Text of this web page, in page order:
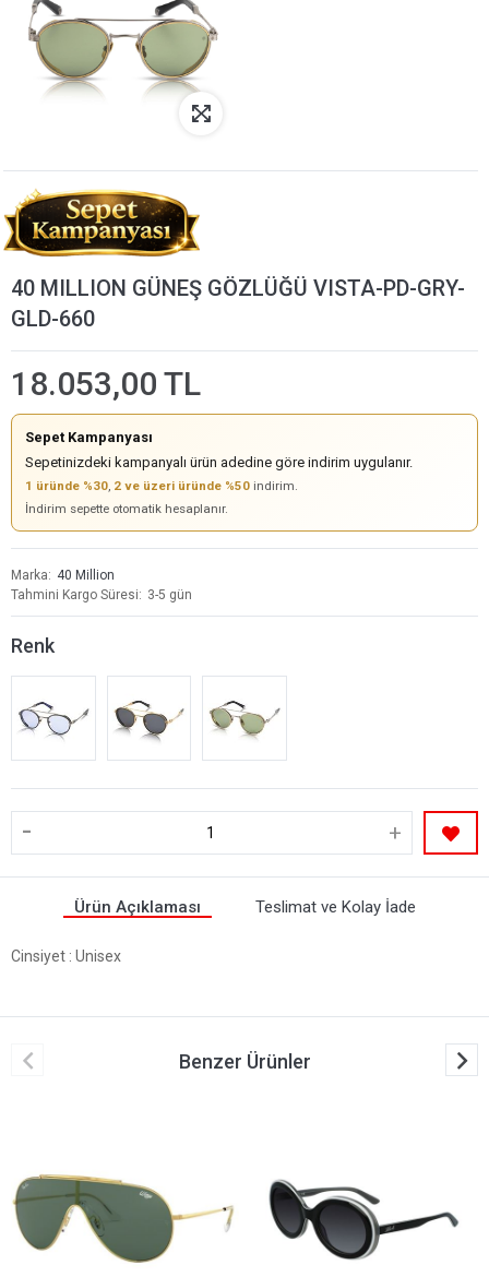
40 MILLION GÜNEŞ GÖZLÜĞÜ VISTA-PD-GRY-
GLD-660
18.053,00 TL
Sepet Kampanyası
Sepetinizdeki kampanyalı ürün adedine göre indirim uygulanır.
1 üründe %30, 2 ve üzeri üründe %50 indirim.
İndirim sepette otomatik hesaplanır.
Marka
40 Million
Tahmini Kargo Süresi
3-5 gün
Renk
- +
Ürün Açıklaması Teslimat ve Kolay İade
Cinsiyet : Unisex
Benzer Ürünler